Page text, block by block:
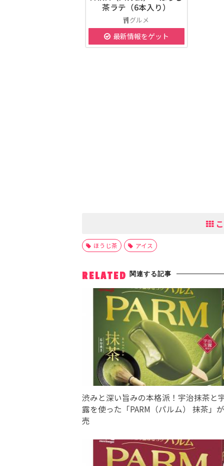
茶ラテ（6本入り）
グルメ
最新情報をゲット
ほうじ茶 アイス
RELATED 関連する記事
渋みと深い旨みの本格派！宇治抹茶と
露を使った「PARM（パルム） 抹茶」
売